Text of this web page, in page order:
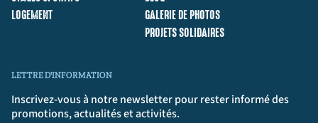
LOGEMENT
GALERIE DE PHOTOS
PROJETS SOLIDAIRES
LETTRE D'INFORMATION
Inscrivez-vous à notre newsletter pour rester informé des
promotions, actualités et activités.